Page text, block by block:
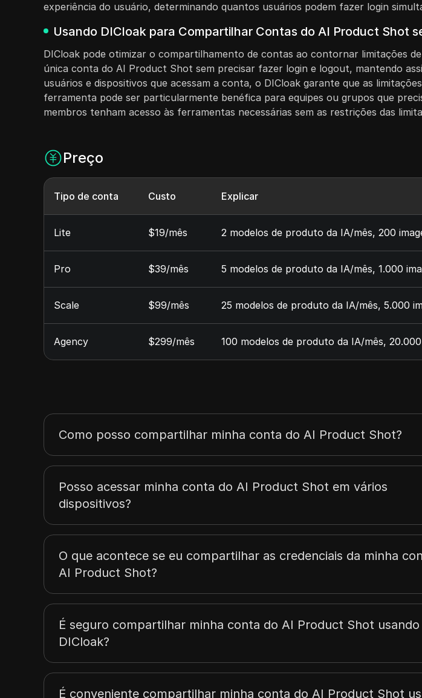
experiência do usuário, determinando quantos usuários podem fazer login
Usando DICloak para Compartilhar Contas do AI Product Shot
DICloak pode otimizar o compartilhamento de contas ao contornar limitações
única conta do AI Product Shot sem precisar fazer login e logout, mantendo
usuários e dispositivos que acessam a conta, o DICloak garante que as
ferramenta pode ser particularmente benéfica para equipes ou grupos que
membros tenham acesso às ferramentas necessárias sem as restrições das
Preço
Tipo de conta Custo Explicar
Lite $19/mês 2 modelos de produto da IA/mês, 200
Pro $39/mês 5 modelos de produto da IA/mês, 1.000
Scale $99/mês 25 modelos de produto da IA/mês, 5.000
Agency $299/mês 100 modelos de produto da IA/mês,
Como posso compartilhar minha conta do AI Product Shot?
Posso acessar minha conta do AI Product Shot em vários
dispositivos?
O que acontece se eu compartilhar as credenciais da minha
AI Product Shot?
É seguro compartilhar minha conta do AI Product Shot usando
DICloak?
É conveniente compartilhar minha conta do AI Product Shot